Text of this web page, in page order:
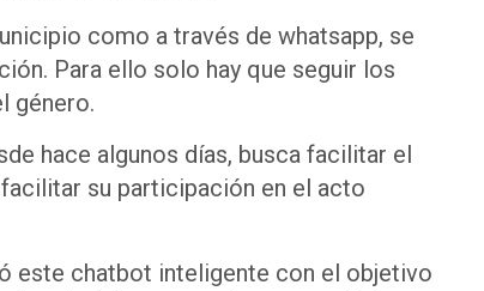
como a través de whatsapp, se
Para ello solo hay que seguir los
género.
hace algunos días, busca facilitar el
su participación en el acto
este chatbot inteligente con el objetivo